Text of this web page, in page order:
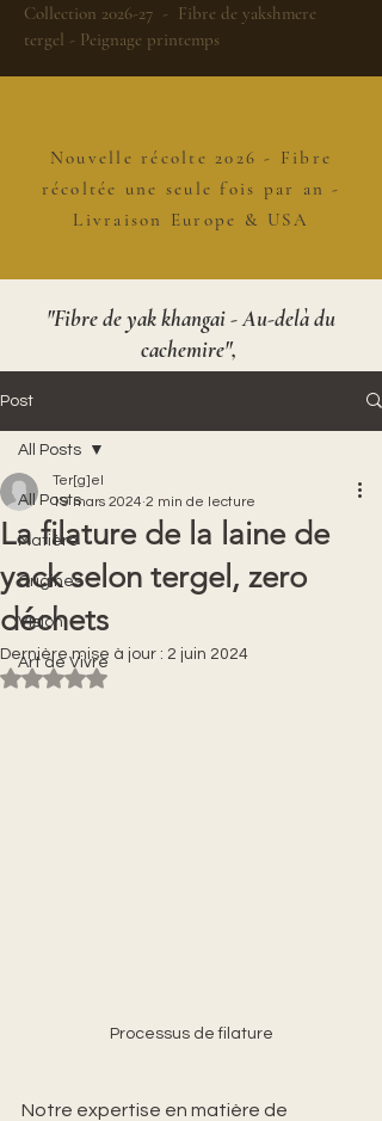
Collection 2026-27 - Fibre de yakshmere
tergel - Peignage printemps
Nouvelle récolte 2026 - Fibre
récoltée une seule fois par an -
Livraison Europe & USA
"Fibre de yak khangai - Au-delà du
cachemire",
Post
All Posts
Matière
Origines
Vision
Art de Vivre
All Posts
La filature de la laine de
yack selon tergel, zero
déchets
Ter[g]el
19 mars 2024 2 min de lecture
Dernière mise à jour : 2 juin 2024
Noté NaN étoiles sur 5.
Processus de filature
Notre expertise en matière de